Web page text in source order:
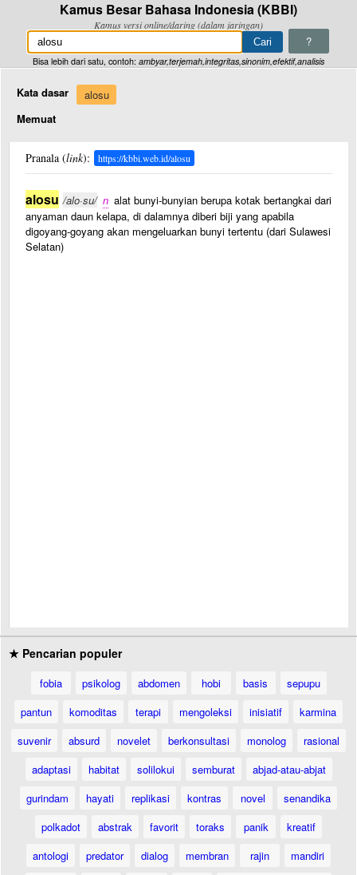
Kamus Besar Bahasa Indonesia (KBBI)
Kamus versi online/daring (dalam jaringan)
?
Bisa lebih dari satu, contoh: ambyar,terjemah,integritas,sinonim,efektif,analisis
Kata dasar
alosu
Memuat
Pranala (link): https://kbbi.web.id/alosu
alosu /alo·su/ n alat bunyi-bunyian berupa kotak bertangkai dari
anyaman daun kelapa, di dalamnya diberi biji yang apabila
digoyang-goyang akan mengeluarkan bunyi tertentu (dari Sulawesi
Selatan)
★ Pencarian populer
fobia psikolog abdomen hobi basis
sepupu
pantun
komoditas terapi mengoleksi inisiatif
karmina
suvenir
absurd novelet berkonsultasi monolog
rasional
adaptasi
habitat solilokui semburat
abjad-atau-abjat
gurindam
hayati replikasi kontras novel
senandika
polkadot
abstrak favorit toraks panik
kreatif
antologi
predator dialog membran rajin
mandiri